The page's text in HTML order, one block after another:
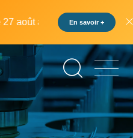
août au pôle formation UIMM
En savoir +